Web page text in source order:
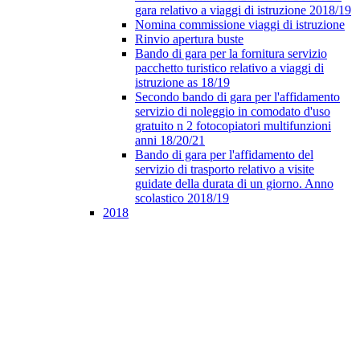
gara relativo a viaggi di istruzione 2018/19
Nomina commissione viaggi di istruzione
Rinvio apertura buste
Bando di gara per la fornitura servizio
pacchetto turistico relativo a viaggi di
istruzione as 18/19
Secondo bando di gara per l'affidamento
servizio di noleggio in comodato d'uso
gratuito n 2 fotocopiatori multifunzioni
anni 18/20/21
Bando di gara per l'affidamento del
servizio di trasporto relativo a visite
guidate della durata di un giorno. Anno
scolastico 2018/19
2018